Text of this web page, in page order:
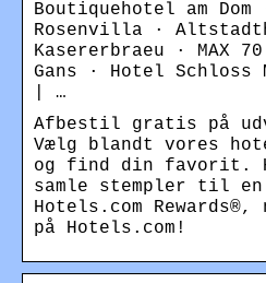
Boutiquehotel am
Rosenvilla ·
Kasererbraeu · MAX
Gans · Hotel Schloss
| …
Afbestil gratis på
Vælg blandt vores
og find din favorit.
samle stempler til en
Hotels.com
på Hotels.com!